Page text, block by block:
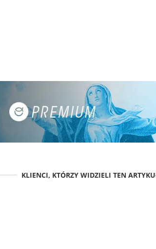
KLIENCI, KTÓRZY WIDZIELI TEN